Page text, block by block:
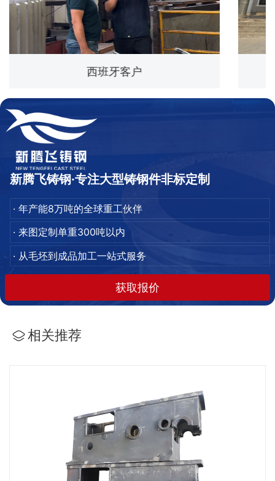
西班牙客户
新腾飞铸钢·专注大型铸钢件非标定制
· 年产能8万吨的全球重工伙伴
· 来图定制单重300吨以内
· 从毛坯到成品加工一站式服务
获取报价
相关推荐